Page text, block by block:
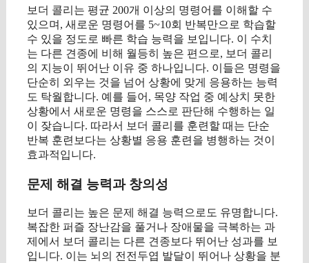
보더 콜리는 평균 200개 이상의 명령어를 이해할 수
있으며, 새로운 명령어를 5~10회 반복만으로 학습할
수 있을 정도로 빠른 학습 능력을 보입니다. 이 수치
는 다른 견종에 비해 월등히 높은 편으로, 보더 콜리
의 지능이 뛰어난 이유 중 하나입니다. 이들은 명령을
단순히 외우는 것을 넘어 상황에 맞게 응용하는 능력
도 탁월합니다. 예를 들어, 목양 작업 중 예상치 못한
상황에서 새로운 명령을 스스로 판단해 수행하는 일
이 잦습니다. 따라서 보더 콜리를 훈련할 때는 단순
반복 훈련보다는 상황별 응용 훈련을 병행하는 것이
효과적입니다.
문제 해결 능력과 창의성
보더 콜리는 높은 문제 해결 능력으로도 유명합니다.
복잡한 퍼즐 장난감을 풀거나 장애물을 극복하는 과
제에서 보더 콜리는 다른 견종보다 뛰어난 성과를 보
입니다. 이는 뇌의 전전두엽 발달이 뛰어나 상황을 분